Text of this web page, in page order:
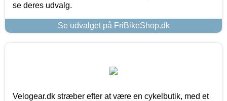
se deres udvalg.
Se udvalget på FriBikeShop.dk
Velogear.dk stræber efter at være en cykelbutik, med et